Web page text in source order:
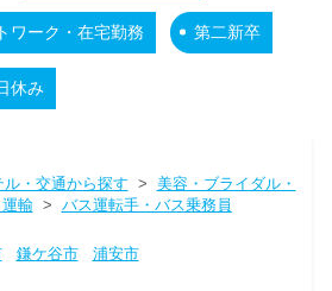
ワーク・在宅勤務 第二新卒
休み
・交通から探す > 美容・ブライダル・
輸> バス運転手・バス乗務員
鎌ケ谷市
浦安市